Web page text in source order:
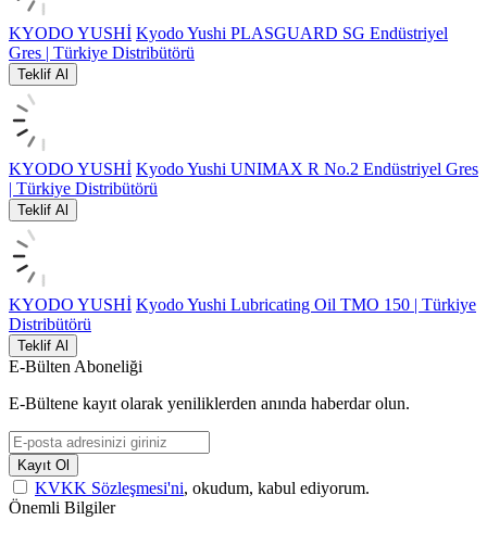
KYODO YUSHİ Kyodo Yushi PLASGUARD SG Endüstriyel
Gres | Türkiye Distribütörü
Teklif Al
KYODO YUSHİ Kyodo Yushi UNIMAX R No.2 Endüstriyel Gres
| Türkiye Distribütörü
Teklif Al
KYODO YUSHİ Kyodo Yushi Lubricating Oil TMO 150 | Türkiye
Distribütörü
Teklif Al
E-Bülten Aboneliği
E-Bültene kayıt olarak yeniliklerden anında haberdar olun.
Kayıt Ol
KVKK Sözleşmesi'ni, okudum, kabul ediyorum.
Önemli Bilgiler